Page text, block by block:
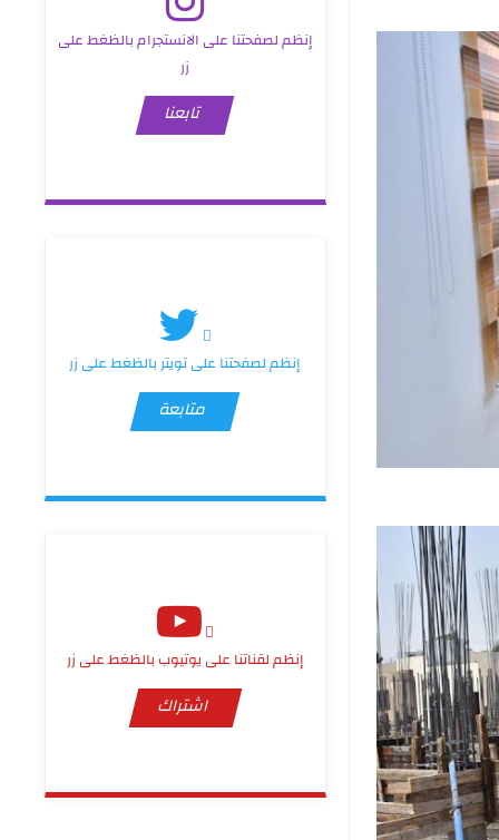
إنظم لصفحتنا على الانستجرام بالظغط على
زر
تابعنا
إنظم لصفحتنا على تويتر بالظغط على زر
متابعة
إنظم لقناتنا على يوتيوب بالظغط على زر
اشتراك